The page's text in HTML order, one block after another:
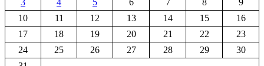
3
4 5 6 7 8
9
10
11 12 13 14 15
16
17
18 19 20 21 22
23
24
25 26 27 28 29
30